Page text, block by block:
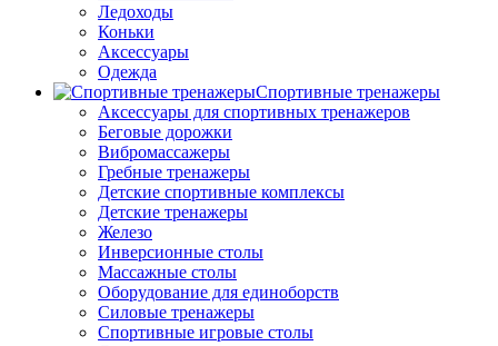
Ледоходы
Коньки
Аксессуары
Одежда
Спортивные тренажеры
Аксессуары для спортивных тренажеров
Беговые дорожки
Вибромассажеры
Гребные тренажеры
Детские спортивные комплексы
Детские тренажеры
Железо
Инверсионные столы
Массажные столы
Оборудование для единоборств
Силовые тренажеры
Спортивные игровые столы